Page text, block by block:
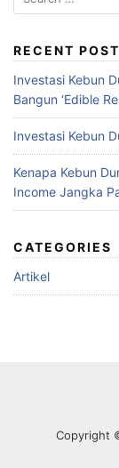
for:
RECENT
Investasi Kebun
Bangun ‘Edible
Investasi Kebun
Kenapa Kebun
Income Jangka
CATEGORIES
Artikel
Copyright